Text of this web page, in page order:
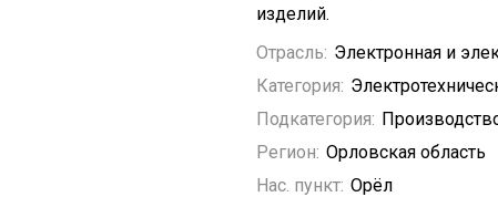
изделий.
Отрасль: Электронная и
Категория:
Подкатегория:
Регион: Орловская область
Нас. пункт: Орёл